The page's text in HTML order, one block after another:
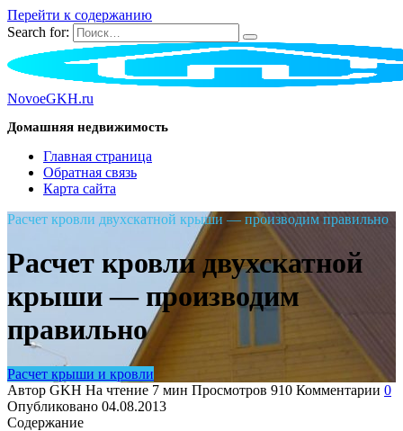
Перейти к содержанию
Search for:
NovoeGKH.ru
Домашняя недвижимость
Главная страница
Обратная связь
Карта сайта
Расчет кровли двухскатной крыши — производим правильно
Расчет кровли двухскатной
крыши — производим
правильно
Расчет крыши и кровли
Автор GKH На чтение 7 мин Просмотров 910 Комментарии 0
Опубликовано 04.08.2013
Содержание